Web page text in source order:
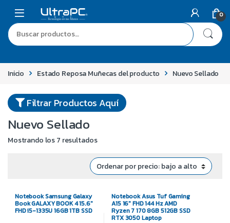
0
Inicio Estado Reposa Muñecas del producto Nuevo Sellado
Filtrar Productos Aquí
Nuevo Sellado
Mostrando los 7 resultados
Notebook Samsung Galaxy
Book GALAXY BOOK 4 15.6″
FHD i5-1335U 16GB 1TB SSD
Notebook Asus Tuf Gaming
A15 16″ FHD 144 Hz AMD
Ryzen 7 170 8GB 512GB SSD
RTX 3050 Laptop